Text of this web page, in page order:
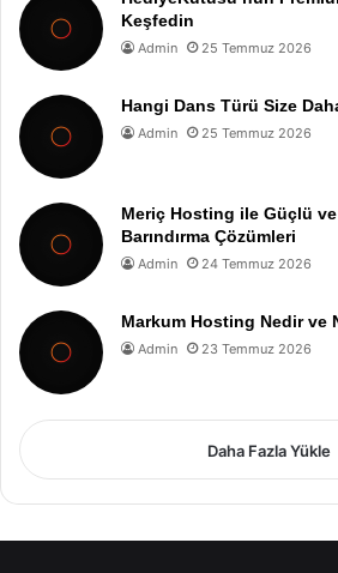
Keşfedin
Admin 25 Temmuz 2026
Hangi Dans Türü Size
Admin 25 Temmuz 2026
Meriç Hosting ile Güçlü
Barındırma Çözümleri
Admin 24 Temmuz 2026
Markum Hosting Nedir ve
Admin 23 Temmuz 2026
Daha Fazla Yükle